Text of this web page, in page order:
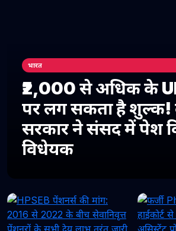
भारत
₹2,000 से अधिक के
पर लग सकता है शुल्क!
सरकार ने संसद में पेश
विधेयक